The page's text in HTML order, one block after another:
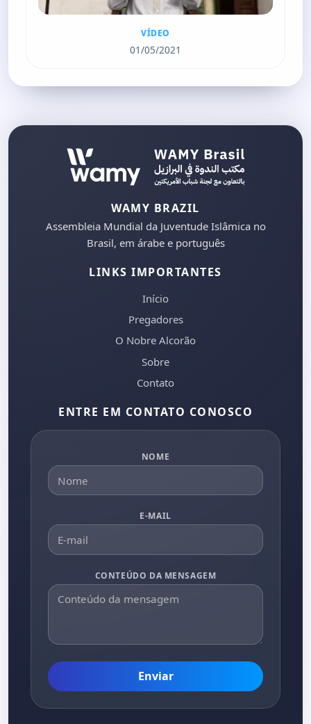
VÍDEO
01/05/2021
WAMY BRAZIL
Assembleia Mundial da Juventude Islâmica no
Brasil, em árabe e português
LINKS IMPORTANTES
Início
Pregadores
O Nobre Alcorão
Sobre
Contato
ENTRE EM CONTATO CONOSCO
NOME
E-MAIL
CONTEÚDO DA MENSAGEM
Enviar